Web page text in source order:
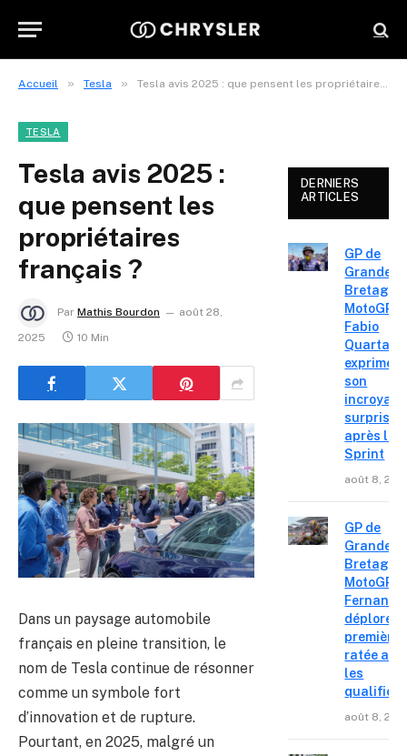
Accueil » Tesla » Tesla avis 2025 : que pensent les propriétaires français ?
TESLA
Tesla avis 2025 :
que pensent les
propriétaires
français ?
Par Mathis Bourdon
août 28,
2025
10 Min
Dans un paysage automobile
français en pleine transition, le
nom de Tesla continue de résonner
comme un symbole fort
d’innovation et de rupture.
Pourtant, en 2025, malgré un
DERNIERS
ARTICLES
GP de
Grande-
Bretagne
MotoGP :
Fabio
exprime
son
surprise
après le
Sprint
août 8,
GP de
Grande-
Bretagne
MotoGP :
déplore
première
ratée
les
août 8,